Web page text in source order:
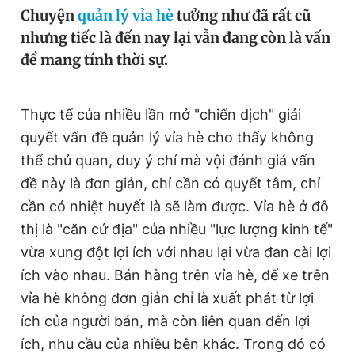
Chào ngày mới Tin 24h
Tin thị trường
Video Magazine
Sản phẩm khác
Tiện ích Bạn cần biết
Thông tin tòa soạn Liên hệ quảng cáo
Đăng xuất
Chuyệnquản lý vỉa hètưởng như đã rất cũ
nhưng tiếc là đến nay lại vẫn đang còn là vấn
đề mang tính thời sự.
Thực tế của nhiều lần mở "chiến dịch" giải
quyết vấn đề quản lý vỉa hè cho thấy không
thể chủ quan, duy ý chí mà vội đánh giá vấn
đề này là đơn giản, chỉ cần có quyết tâm, chỉ
cần có nhiệt huyết là sẽ làm được. Vỉa hè ở đô
thị là "căn cứ địa" của nhiều "lực lượng kinh tế"
vừa xung đột lợi ích với nhau lại vừa đan cài lợi
ích vào nhau. Bán hàng trên vỉa hè, để xe trên
vỉa hè không đơn giản chỉ là xuất phát từ lợi
ích của người bán, mà còn liên quan đến lợi
ích, nhu cầu của nhiều bên khác. Trong đó có